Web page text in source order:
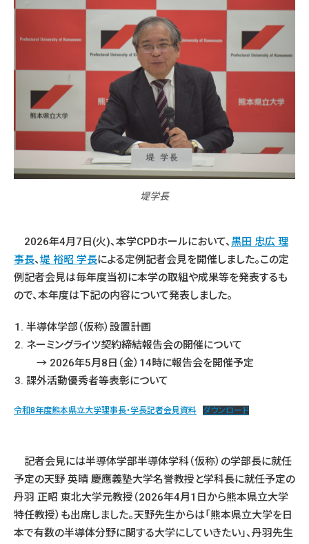
堤学長
2026年4月7日(火)、本学CPDホールにおいて、黒田 忠広 理
事長、堤 裕昭 学長による定例記者会見を開催しました。この定
例記者会見は毎年度当初に本学の取組や成果等を発表するも
ので、本年度は下記の内容について発表しました。
半導体学部（仮称）設置計画
ネーミングライツ契約締結報告会の開催について
→ 2026年5月8日（金）14時に報告会を開催予定
課外活動優秀者等表彰について
令和8年度熊本県立大学理事長・学長記者会見資料 ダウンロード
記者会見には半導体学部半導体学科（仮称）の学部長に就任
予定の天野 英晴 慶應義塾大学名誉教授と学科長に就任予定の
丹羽 正昭 東北大学元教授（2026年4月1日から熊本県立大学
特任教授）も出席しました。天野先生からは「熊本県立大学を日
本で有数の半導体分野に関する大学にしていきたい」、丹羽先生